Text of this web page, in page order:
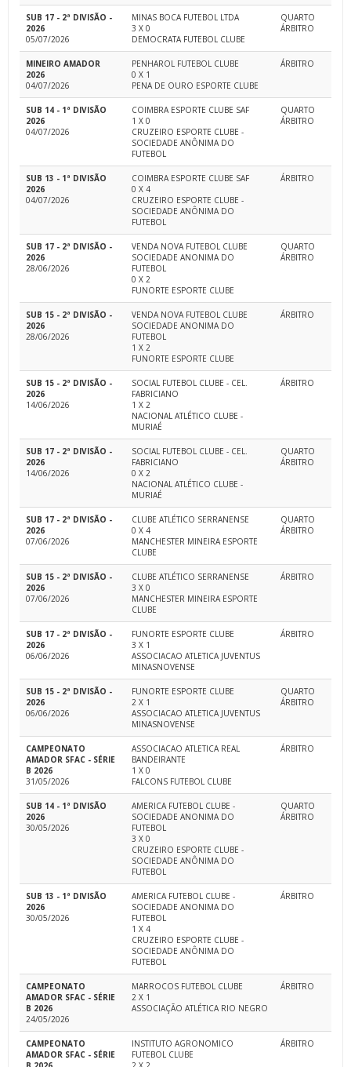
SUB 17 - 2ª DIVISÃO -
2026
05/07/2026
MINAS BOCA FUTEBOL LTDA
3 X 0
DEMOCRATA FUTEBOL CLUBE
QUARTO
ÁRBITRO
MINEIRO AMADOR
2026
04/07/2026
PENHAROL FUTEBOL CLUBE
0 X 1
PENA DE OURO ESPORTE CLUBE
ÁRBITRO
SUB 14 - 1ª DIVISÃO
2026
04/07/2026
COIMBRA ESPORTE CLUBE SAF
1 X 0
CRUZEIRO ESPORTE CLUBE -
SOCIEDADE ANÔNIMA DO
FUTEBOL
QUARTO
ÁRBITRO
SUB 13 - 1ª DIVISÃO
2026
04/07/2026
COIMBRA ESPORTE CLUBE SAF
0 X 4
CRUZEIRO ESPORTE CLUBE -
SOCIEDADE ANÔNIMA DO
FUTEBOL
ÁRBITRO
SUB 17 - 2ª DIVISÃO -
2026
28/06/2026
VENDA NOVA FUTEBOL CLUBE
SOCIEDADE ANONIMA DO
FUTEBOL
0 X 2
FUNORTE ESPORTE CLUBE
QUARTO
ÁRBITRO
SUB 15 - 2ª DIVISÃO -
2026
28/06/2026
VENDA NOVA FUTEBOL CLUBE
SOCIEDADE ANONIMA DO
FUTEBOL
1 X 2
FUNORTE ESPORTE CLUBE
ÁRBITRO
SUB 15 - 2ª DIVISÃO -
2026
14/06/2026
SOCIAL FUTEBOL CLUBE - CEL.
FABRICIANO
1 X 2
NACIONAL ATLÉTICO CLUBE -
MURIAÉ
ÁRBITRO
SUB 17 - 2ª DIVISÃO -
2026
14/06/2026
SOCIAL FUTEBOL CLUBE - CEL.
FABRICIANO
0 X 2
NACIONAL ATLÉTICO CLUBE -
MURIAÉ
QUARTO
ÁRBITRO
SUB 17 - 2ª DIVISÃO -
2026
07/06/2026
CLUBE ATLÉTICO SERRANENSE
0 X 4
MANCHESTER MINEIRA ESPORTE
CLUBE
QUARTO
ÁRBITRO
SUB 15 - 2ª DIVISÃO -
2026
07/06/2026
CLUBE ATLÉTICO SERRANENSE
3 X 0
MANCHESTER MINEIRA ESPORTE
CLUBE
ÁRBITRO
SUB 17 - 2ª DIVISÃO -
2026
06/06/2026
FUNORTE ESPORTE CLUBE
3 X 1
ASSOCIACAO ATLETICA JUVENTUS
MINASNOVENSE
ÁRBITRO
SUB 15 - 2ª DIVISÃO -
2026
06/06/2026
FUNORTE ESPORTE CLUBE
2 X 1
ASSOCIACAO ATLETICA JUVENTUS
MINASNOVENSE
QUARTO
ÁRBITRO
CAMPEONATO
AMADOR SFAC - SÉRIE
B 2026
31/05/2026
ASSOCIACAO ATLETICA REAL
BANDEIRANTE
1 X 0
FALCONS FUTEBOL CLUBE
ÁRBITRO
SUB 14 - 1ª DIVISÃO
2026
30/05/2026
AMERICA FUTEBOL CLUBE -
SOCIEDADE ANONIMA DO
FUTEBOL
3 X 0
CRUZEIRO ESPORTE CLUBE -
SOCIEDADE ANÔNIMA DO
FUTEBOL
QUARTO
ÁRBITRO
SUB 13 - 1ª DIVISÃO
2026
30/05/2026
AMERICA FUTEBOL CLUBE -
SOCIEDADE ANONIMA DO
FUTEBOL
1 X 4
CRUZEIRO ESPORTE CLUBE -
SOCIEDADE ANÔNIMA DO
FUTEBOL
ÁRBITRO
CAMPEONATO
AMADOR SFAC - SÉRIE
B 2026
24/05/2026
MARROCOS FUTEBOL CLUBE
2 X 1
ASSOCIAÇÃO ATLÉTICA RIO NEGRO
ÁRBITRO
CAMPEONATO
AMADOR SFAC - SÉRIE
INSTITUTO AGRONOMICO
FUTEBOL CLUBE
ÁRBITRO